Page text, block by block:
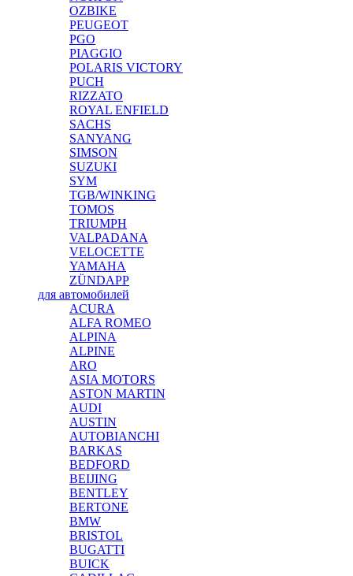
OZBIKE
PEUGEOT
PGO
PIAGGIO
POLARIS VICTORY
PUCH
RIZZATO
ROYAL ENFIELD
SACHS
SANYANG
SIMSON
SUZUKI
SYM
TGB/WINKING
TOMOS
TRIUMPH
VALPADANA
VELOCETTE
YAMAHA
ZÜNDAPP
для автомобилей
ACURA
ALFA ROMEO
ALPINA
ALPINE
ARO
ASIA MOTORS
ASTON MARTIN
AUDI
AUSTIN
AUTOBIANCHI
BARKAS
BEDFORD
BEIJING
BENTLEY
BERTONE
BMW
BRISTOL
BUGATTI
BUICK